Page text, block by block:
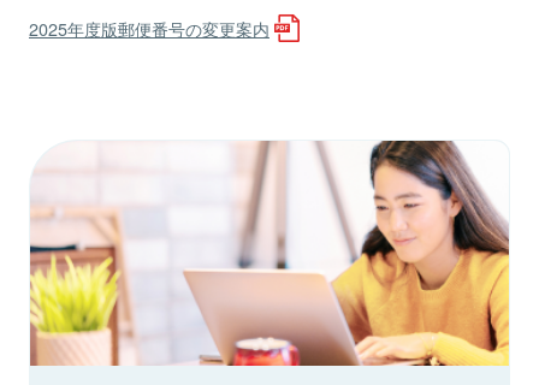
2025年度版郵便番号の変更案内